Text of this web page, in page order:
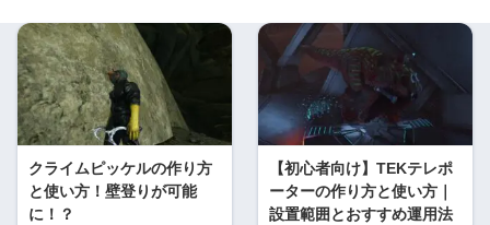
クライムピッケルの作り方
と使い方！壁登りが可能
に！？
【初心者向け】TEKテレポ
ーターの作り方と使い方｜
設置範囲とおすすめ運用法